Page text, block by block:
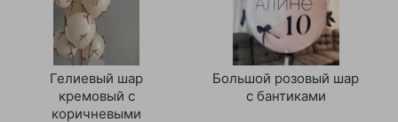
Гелиевый шар
кремовый с
коричневыми
Большой розовый шар
с бантиками